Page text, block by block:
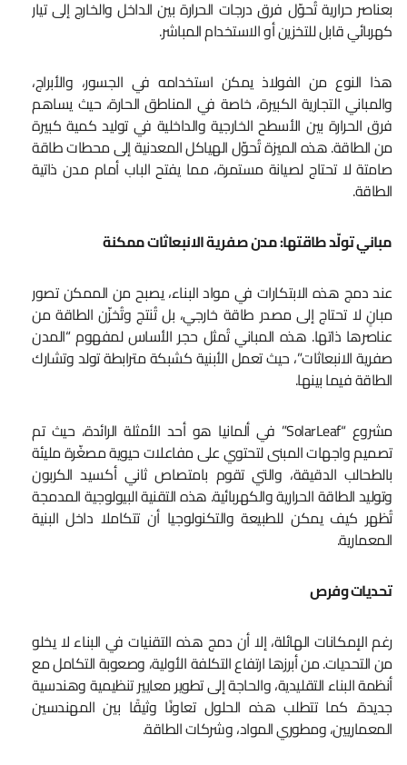
بعناصر حرارية تُحوّل فرق درجات الحرارة بين الداخل والخارج إلى تيار
كهربائي قابل للتخزين أو الاستخدام المباشر.
هذا النوع من الفولاذ يمكن استخدامه في الجسور، والأبراج،
والمباني التجارية الكبيرة، خاصة في المناطق الحارة، حيث يساهم
فرق الحرارة بين الأسطح الخارجية والداخلية في توليد كمية كبيرة
من الطاقة. هذه الميزة تُحوّل الهياكل المعدنية إلى محطات طاقة
صامتة لا تحتاج لصيانة مستمرة، مما يفتح الباب أمام مدن ذاتية
الطاقة.
مباني تولّد طاقتها: مدن صفرية الانبعاثات ممكنة
عند دمج هذه الابتكارات في مواد البناء، يصبح من الممكن تصور
مبانٍ لا تحتاج إلى مصدر طاقة خارجي، بل تُنتج وتُخزّن الطاقة من
عناصرها ذاتها. هذه المباني تُمثل حجر الأساس لمفهوم “المدن
صفرية الانبعاثات”، حيث تعمل الأبنية كشبكة مترابطة تولد وتشارك
الطاقة فيما بينها.
مشروع “SolarLeaf” في ألمانيا هو أحد الأمثلة الرائدة، حيث تم
تصميم واجهات المبنى لتحتوي على مفاعلات حيوية مصغّرة مليئة
بالطحالب الدقيقة، والتي تقوم بامتصاص ثاني أكسيد الكربون
وتوليد الطاقة الحرارية والكهربائية. هذه التقنية البيولوجية المدمجة
تُظهر كيف يمكن للطبيعة والتكنولوجيا أن تتكاملا داخل البنية
المعمارية.
تحديات وفرص
رغم الإمكانات الهائلة، إلا أن دمج هذه التقنيات في البناء لا يخلو
من التحديات. من أبرزها ارتفاع التكلفة الأولية، وصعوبة التكامل مع
أنظمة البناء التقليدية، والحاجة إلى تطوير معايير تنظيمية وهندسية
جديدة. كما تتطلب هذه الحلول تعاونًا وثيقًا بين المهندسين
المعماريين، ومطوري المواد، وشركات الطاقة.